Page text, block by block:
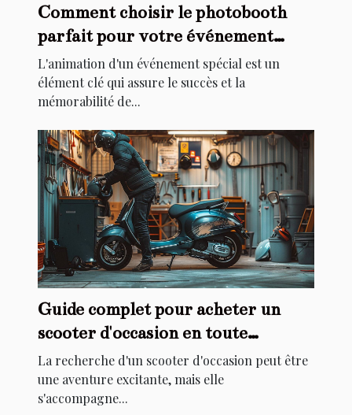
Comment choisir le photobooth
parfait pour votre événement
spécial
L'animation d'un événement spécial est un
élément clé qui assure le succès et la
mémorabilité de...
Guide complet pour acheter un
scooter d'occasion en toute
sécurité
La recherche d'un scooter d'occasion peut être
une aventure excitante, mais elle
s'accompagne...